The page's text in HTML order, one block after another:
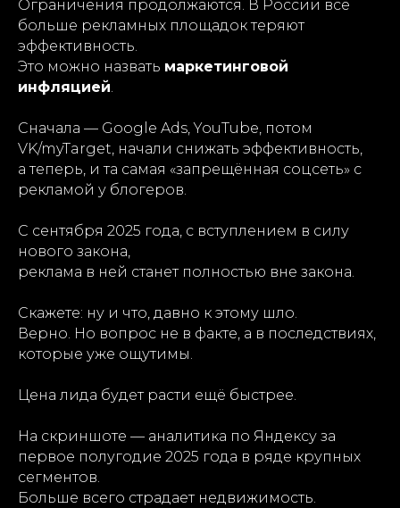
Ограничения продолжаются. В России всё
больше рекламных площадок теряют
эффективность.
Это можно назвать маркетинговой
инфляцией.
Сначала — Google Ads, YouTube, потом
VK/myTarget, начали снижать эффективность,
а теперь, и та самая «запрещённая соцсеть» с
рекламой у блогеров.
С сентября 2025 года, с вступлением в силу
нового закона,
реклама в ней станет полностью вне закона.
Скажете: ну и что, давно к этому шло.
Верно. Но вопрос не в факте, а в последствиях,
которые уже ощутимы.
Цена лида будет расти ещё быстрее.
На скриншоте — аналитика по Яндексу за
первое полугодие 2025 года в ряде крупных
сегментов.
Больше всего страдает недвижимость.